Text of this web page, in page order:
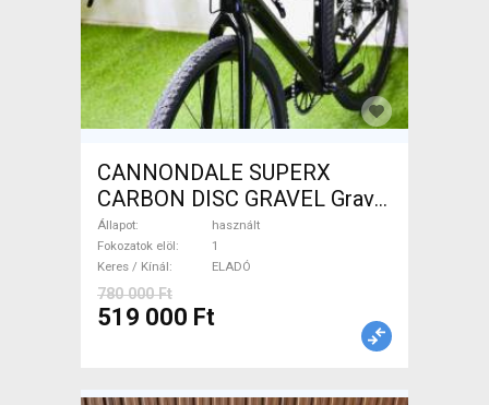
CANNONDALE SUPERX
CARBON DISC GRAVEL Gravel
/ CX tárcsafék használt
ELADÓ
Állapot
használt
Fokozatok elöl
1
Keres / Kínál
ELADÓ
780 000 Ft
519 000 Ft